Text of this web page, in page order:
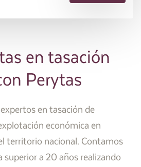
en tasación
Perytas
en tasación de
económica en
territorio nacional. Contamos
superior a 20 años realizando